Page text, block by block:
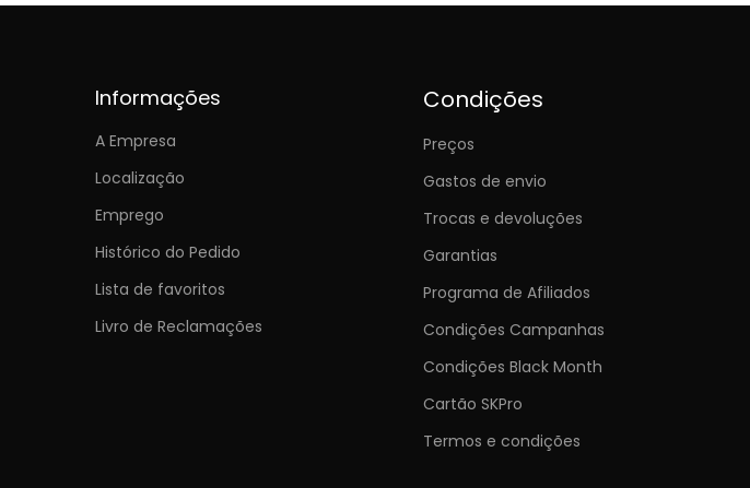
Informações
A Empresa
Localização
Emprego
Histórico do Pedido
Lista de favoritos
Livro de Reclamações
Condições
Preços
Gastos de envio
Trocas e devoluções
Garantias
Programa de Afiliados
Condições Campanhas
Condições Black Month
Cartão SKPro
Termos e condições